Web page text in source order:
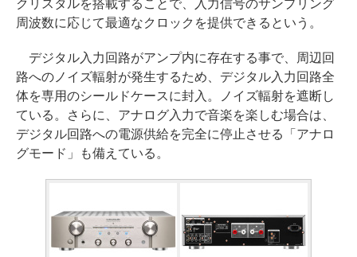
クリスタルを搭載することで、入力信号のサンプリング
周波数に応じて最適なクロックを提供できるという。
デジタル入力回路がアンプ内に存在する事で、周辺回
路へのノイズ輻射が発生するため、デジタル入力回路全
体を専用のシールドケースに封入。ノイズ輻射を遮断し
ている。さらに、アナログ入力で音楽を楽しむ場合は、
デジタル回路への電源供給を完全に停止させる「アナロ
グモード」も備えている。